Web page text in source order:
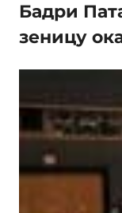
Бадри
зеницу